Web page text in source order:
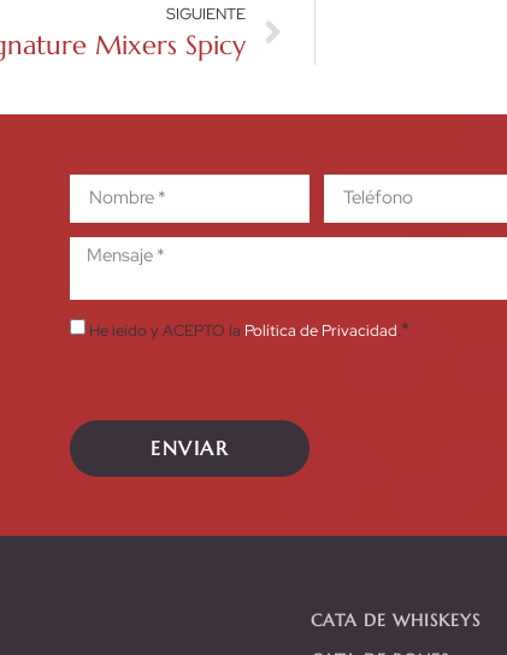
SIGUIENTE
Mixers Spicy
He leído y ACEPTO la Política de Privacidad.*
ENVIAR
CATA DE WHISKEYS